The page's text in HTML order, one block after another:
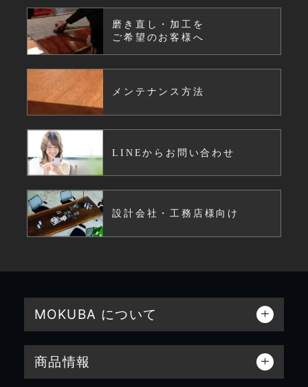
磨き直し・加工を
ご希望のお客様へ
メンテナンス方法
LINEからお問い合わせ
設計会社・工務店様向け
MOKUBA について
商品情報